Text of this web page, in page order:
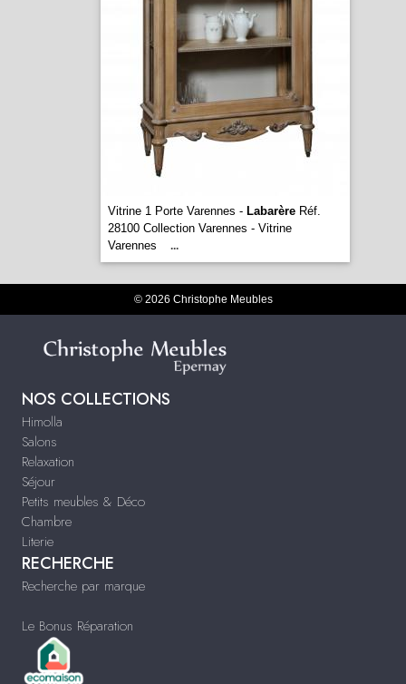
Vitrine 1 Porte Varennes - LabarèreRéf.
28100 Collection Varennes - Vitrine
Varennes
...
© 2026 Christophe Meubles
NOS COLLECTIONS
Himolla
Salons
Relaxation
Séjour
Petits meubles & Déco
Chambre
Literie
RECHERCHE
Recherche par marque
Le Bonus Réparation